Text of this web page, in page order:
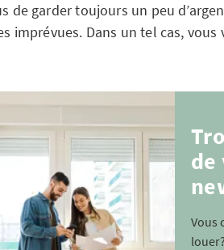
de garder toujours un peu
imprévues. Dans un tel cas,
de
Vous